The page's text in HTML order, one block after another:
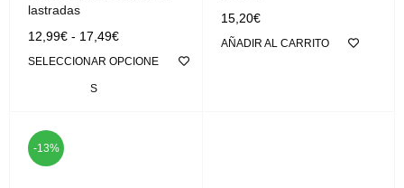
lastradas
12,99€ - 17,49€
SELECCIONAR OPCIONE
S
15,20€
AÑADIR AL CARRITO
-13%